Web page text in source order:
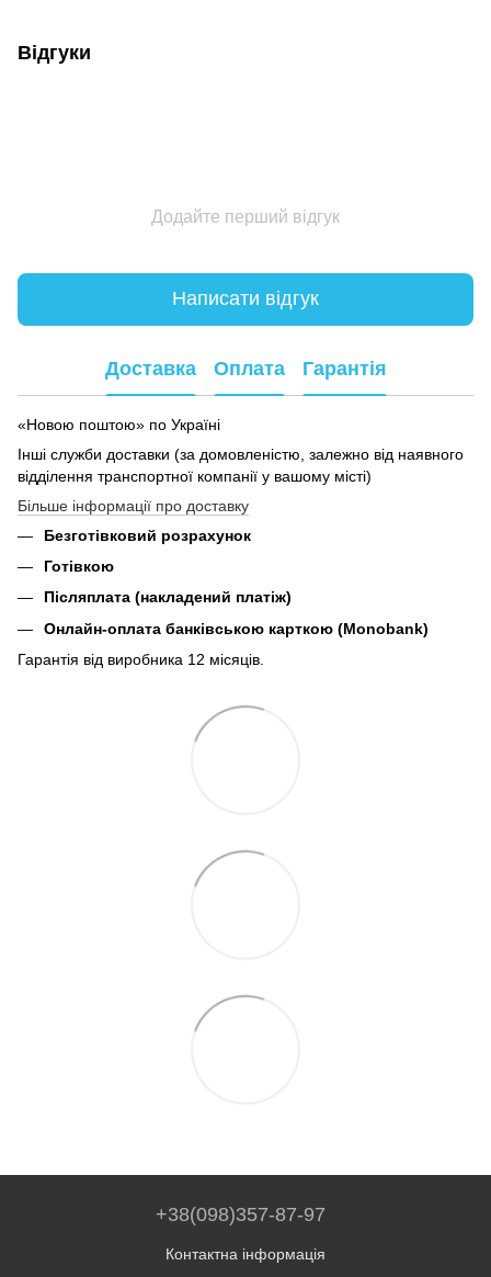
Відгуки
Додайте перший відгук
Написати відгук
Доставка Оплата Гарантія
«Новою поштою» по Україні
Інші служби доставки (за домовленістю, залежно від наявного
відділення транспортної компанії у вашому місті)
Більше інформації про доставку
Безготівковий розрахунок
Готівкою
Післяплата (накладений платіж)
Онлайн-оплата банківською карткою (Monobank)
Гарантія від виробника 12 місяців.
+38(098)357-87-97
Контактна інформація